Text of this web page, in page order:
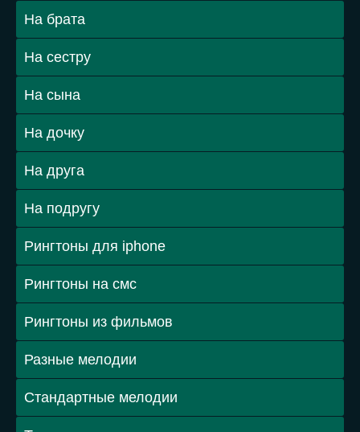
На брата
На сестру
На сына
На дочку
На друга
На подругу
Рингтоны для iphone
Рингтоны на смс
Рингтоны из фильмов
Разные мелодии
Стандартные мелодии